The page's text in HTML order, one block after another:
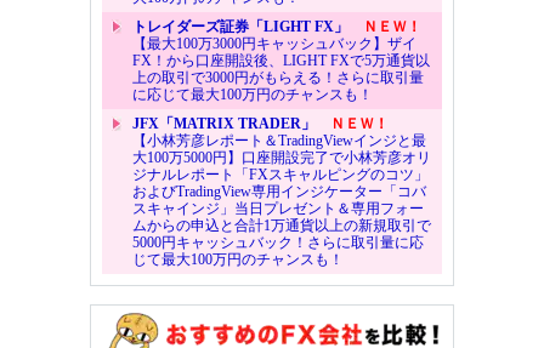
トレイダーズ証券「LIGHT FX」
ＮＥＷ！
【最大100万3000円キャッシュバック】ザイ
FX！から口座開設後、LIGHT FXで5万通貨以
上の取引で3000円がもらえる！さらに取引量
に応じて最大100万円のチャンスも！
JFX「MATRIX TRADER」
ＮＥＷ！
【小林芳彦レポート＆TradingViewインジと最
大100万5000円】口座開設完了で小林芳彦オリ
ジナルレポート「FXスキャルピングのコツ」
およびTradingView専用インジケーター「コバ
スキャインジ」当日プレゼント＆専用フォー
ムからの申込と合計1万通貨以上の新規取引で
5000円キャッシュバック！さらに取引量に応
じて最大100万円のチャンスも！